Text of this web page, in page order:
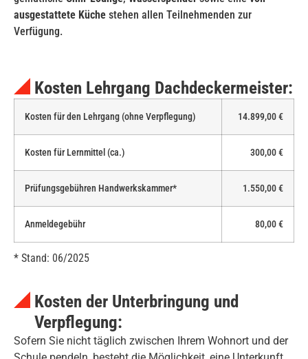
ausgestattete Küche stehen allen Teilnehmenden zur
Verfügung.
Kosten Lehrgang Dachdeckermeister:
Kosten für den Lehrgang (ohne Verpflegung) 14.899,00 €
Kosten für Lernmittel (ca.) 300,00 €
Prüfungsgebühren Handwerkskammer* 1.550,00 €
Anmeldegebühr 80,00 €
* Stand: 06/2025
Kosten der Unterbringung und
Verpflegung:
Sofern Sie nicht täglich zwischen Ihrem Wohnort und der